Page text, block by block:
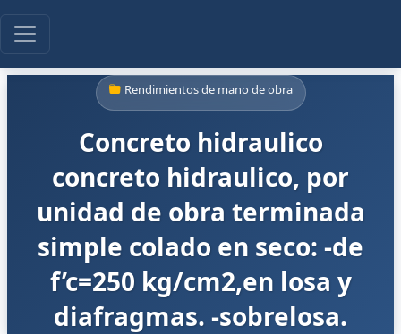
Rendimientos de mano de obra
Concreto hidraulico
concreto hidraulico, por
unidad de obra terminada
simple colado en seco: -de
f’c=250 kg/cm2,en losa y
diafragmas. -sobrelosa.